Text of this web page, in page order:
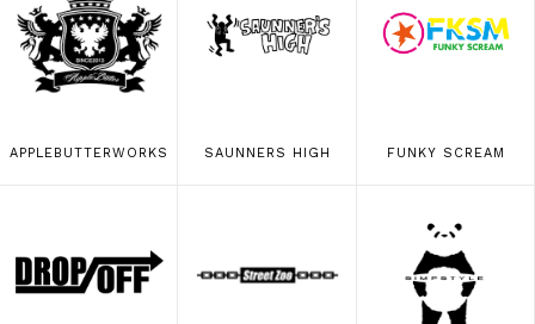
APPLEBUTTERWORKS SAUNNERS HIGH FUNKY SCREAM